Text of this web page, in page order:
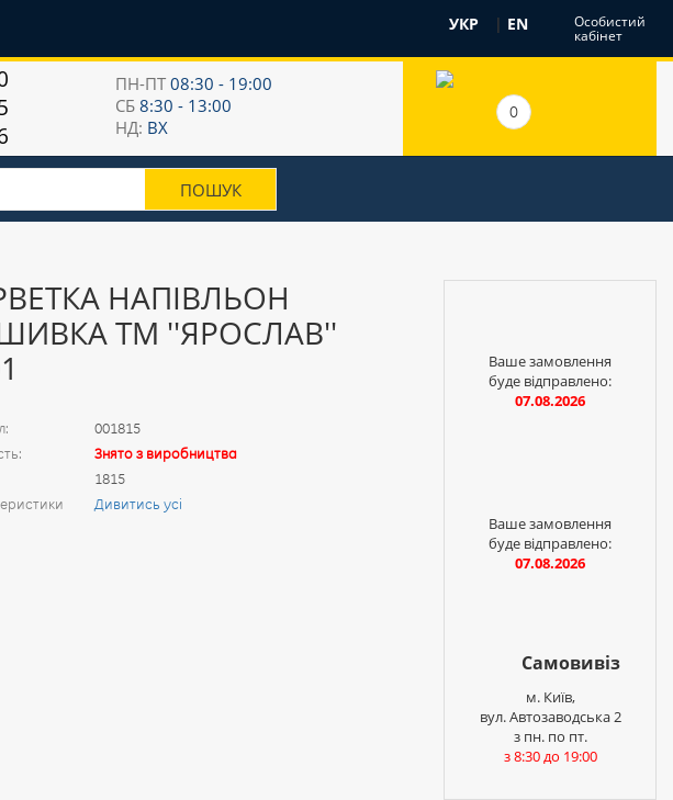
УКР | EN Особистий
кабінет
ПН-ПТ08:30 - 19:00
СБ8:30 - 13:00
НД: ВХ
0
НАПІВЛЬОН
ТМ ''ЯРОСЛАВ''
001815
Знято з виробництва
1815
Дивитись усі
Ваше замовлення
буде відправлено:
07.08.2026
Ваше замовлення
буде відправлено:
07.08.2026
Самовивіз
м. Київ,
вул. Автозаводська 2
з пн. по пт.
з 8:30 до 19:00